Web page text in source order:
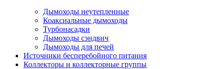
Дымоходы неутепленные
Коаксиальные дымоходы
Турбонасадки
Дымоходы сэндвич
Дымоходы для печей
Источники бесперебойного питания
Коллекторы и коллекторные группы